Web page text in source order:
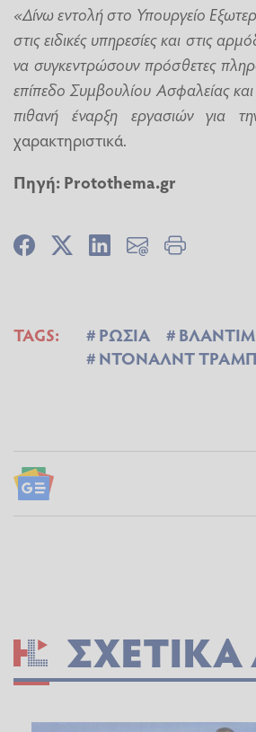
«Δίνω εντολή στο Υπουργείο
στις ειδικές υπηρεσίες και στις
να συγκεντρώσουν πρόσθετες
επίπεδο Συμβουλίου Ασφαλείας
πιθανή έναρξη εργασιών για
χαρακτηριστικά.
Πηγή: Protothema.gr
TAGS: ΡΩΣΙΑ
ΝΤΟΝΑΛΝΤ ΤΡΑΜΠ